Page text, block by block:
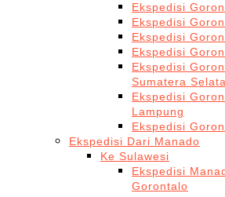
Ekspedisi
Ekspedisi
Ekspedisi
Ekspedisi
Ekspedisi
Sumatera
Ekspedisi
Lampung
Ekspedisi
Ekspedisi Dari Manado
Ke Sulawesi
Ekspedisi
Gorontalo